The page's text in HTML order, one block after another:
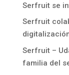
Serfruit se
Serfruit
Serfruit –
familia del